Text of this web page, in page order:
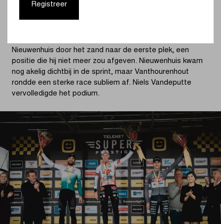
Nieuwenhuis vond zijn tweede adem en keerde terug naar
Nieuwenhuis door het zand naar de eerste plek, een
positie die hij niet meer zou afgeven. Nieuwenhuis kwam
nog akelig dichtbij in de sprint, maar Vanthourenhout
rondde een sterke race subliem af. Niels Vandeputte
vervolledigde het podium.
Registreer